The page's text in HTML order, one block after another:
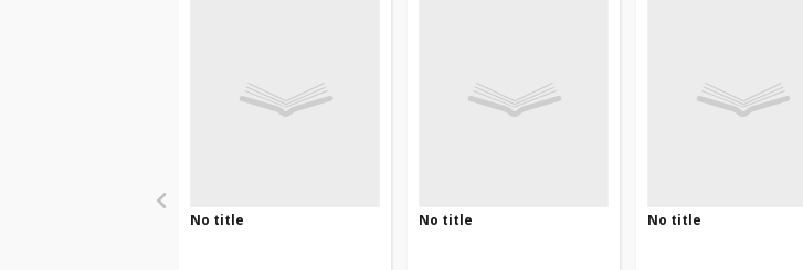
No title No title No title